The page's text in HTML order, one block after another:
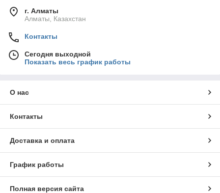
г. Алматы
Алматы, Казахстан
Контакты
Сегодня выходной
Показать весь график работы
О нас
Контакты
Доставка и оплата
График работы
Полная версия сайта